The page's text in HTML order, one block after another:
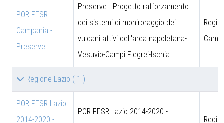
POR FESR
Campania -
Preserve
Preserve:" Progetto rafforzamento
dei sistemi di moniroraggio dei
vulcani attivi dell'area napoletana-
Vesuvio-Campi Flegrei-Ischia"
Regione Lazio ( 1 )
POR FESR Lazio
2014-2020 -
POR FESR Lazio 2014-2020 -